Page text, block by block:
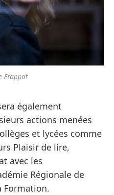
Frappat
également
actions menées
et lycées comme
Plaisir de lire,
avec les
Régionale de
Formation.